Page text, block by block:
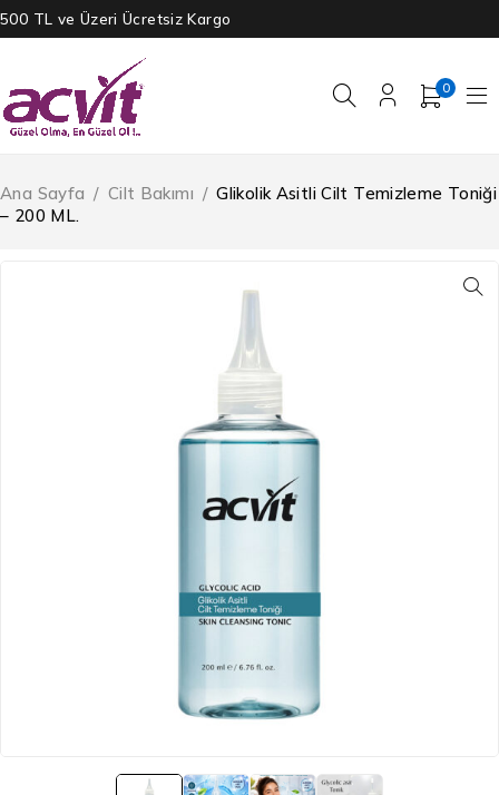
500 TL ve Üzeri Ücretsiz Kargo
0
Ana Sayfa / Cilt Bakımı / Glikolik Asitli Cilt Temizleme Toniği
– 200 ML.